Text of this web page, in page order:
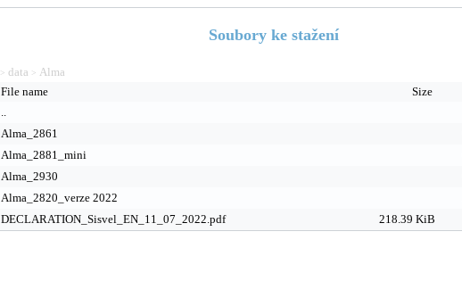
Soubory ke stažení
> data > Alma
File name
Size
..
Alma_2861
Alma_2881_mini
Alma_2930
Alma_2820_verze 2022
DECLARATION_Sisvel_EN_11_07_2022.pdf
218.39 KiB